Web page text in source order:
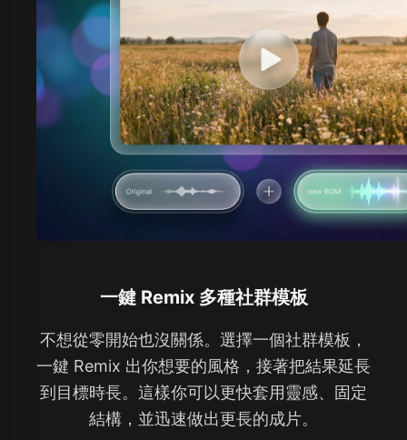
一鍵 Remix 多種社群模板
不想從零開始也沒關係。選擇一個社群模板，
一鍵 Remix 出你想要的風格，接著把結果延長
到目標時長。這樣你可以更快套用靈感、固定
結構，並迅速做出更長的成片。